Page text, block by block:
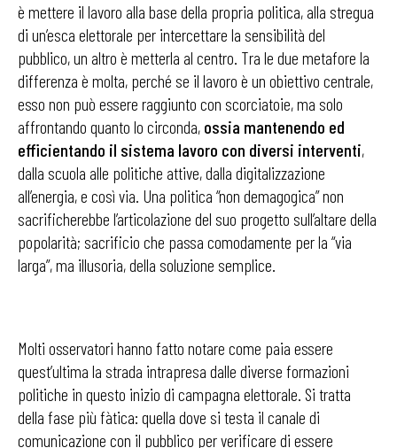
è mettere il lavoro alla base della propria politica, alla stregua
di un’esca elettorale per intercettare la sensibilità del
pubblico, un altro è metterla al centro. Tra le due metafore la
differenza è molta, perché se il lavoro è un obiettivo centrale,
esso non può essere raggiunto con scorciatoie, ma solo
affrontando quanto lo circonda, ossia mantenendo ed
efficientando il sistema lavoro con diversi interventi,
dalla scuola alle politiche attive, dalla digitalizzazione
all’energia, e così via. Una politica “non demagogica” non
sacrificherebbe l’articolazione del suo progetto sull’altare della
popolarità; sacrificio che passa comodamente per la “via
larga”, ma illusoria, della soluzione semplice.
Molti osservatori hanno fatto notare come paia essere
quest’ultima la strada intrapresa dalle diverse formazioni
politiche in questo inizio di campagna elettorale. Si tratta
della fase più fàtica: quella dove si testa il canale di
comunicazione con il pubblico per verificare di essere